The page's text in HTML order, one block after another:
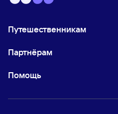
Путешественникам
Партнёрам
Помощь